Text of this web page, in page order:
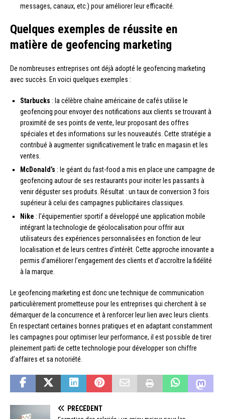
messages, canaux, etc.) pour améliorer leur efficacité.
Quelques exemples de réussite en
matière de geofencing marketing
De nombreuses entreprises ont déjà adopté le geofencing marketing
avec succès. En voici quelques exemples :
Starbucks : la célèbre chaîne américaine de cafés utilise le
geofencing pour envoyer des notifications aux clients se trouvant à
proximité de ses points de vente, leur proposant des offres
spéciales et des informations sur les nouveautés. Cette stratégie a
contribué à augmenter significativement le trafic en magasin et les
ventes.
McDonald’s : le géant du fast-food a mis en place une campagne de
geofencing autour de ses restaurants pour inciter les passants à
venir déguster ses produits. Résultat : un taux de conversion 3 fois
supérieur à celui des campagnes publicitaires classiques.
Nike : l’équipementier sportif a développé une application mobile
intégrant la technologie de géolocalisation pour offrir aux
utilisateurs des expériences personnalisées en fonction de leur
localisation et de leurs centres d’intérêt. Cette approche innovante a
permis d’améliorer l’engagement des clients et d’accroître la fidélité
à la marque.
Le geofencing marketing est donc une technique de communication
particulièrement prometteuse pour les entreprises qui cherchent à se
démarquer de la concurrence et à renforcer leur lien avec leurs clients.
En respectant certaines bonnes pratiques et en adaptant constamment
les campagnes pour optimiser leur performance, il est possible de tirer
pleinement parti de cette technologie pour développer son chiffre
d’affaires et sa notoriété.
PRÉCÉDENT